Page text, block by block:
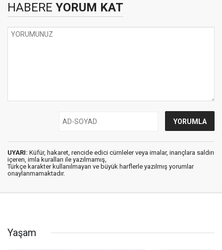
HABERE YORUM KAT
UYARI: Küfür, hakaret, rencide edici cümleler veya imalar, inançlara saldırı
içeren, imla kuralları ile yazılmamış,
Türkçe karakter kullanılmayan ve büyük harflerle yazılmış yorumlar
onaylanmamaktadır.
Yaşam